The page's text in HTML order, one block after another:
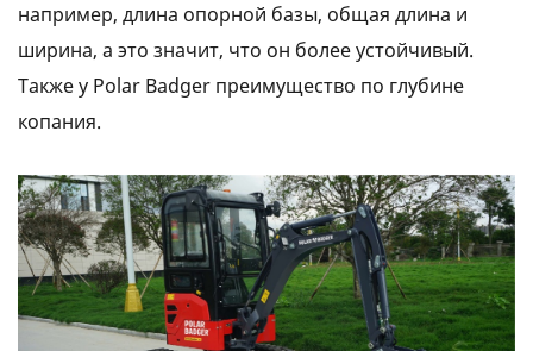
например, длина опорной базы, общая длина и
ширина, а это значит, что он более устойчивый.
Также у Polar Badger преимущество по глубине
копания.